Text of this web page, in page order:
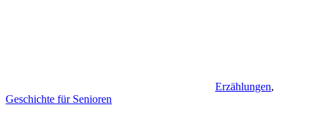
Erzählungen,
Geschichte für Senioren